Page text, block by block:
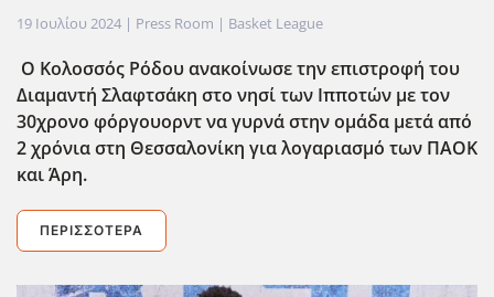
19 Ιουλίου 2024 | Press Room | Basket League
Ο Κολοσσός Ρόδου ανακοίνωσε την επιστροφή του
Διαμαντή Σλαφτσάκη στο νησί των Ιπποτών με τον
30χρονο φόργουορντ να γυρνά στην ομάδα μετά από
2 χρόνια στη Θεσσαλονίκη για λογαριασμό των ΠΑΟΚ
και Άρη.
ΠΕΡΙΣΣΌΤΕΡΑ